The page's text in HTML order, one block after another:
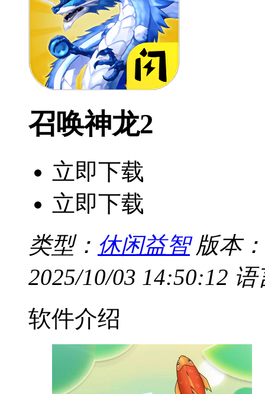
召唤神龙2
立即下载
立即下载
类型： 休闲益智 版本：
2025/10/03 14:50:12 语
软件介绍